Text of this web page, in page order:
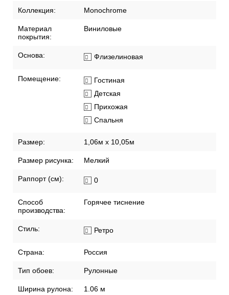
Коллекция: Monochrome
Материал
покрытия:
Виниловые
Основа: Флизелиновая
Помещение:
Гостиная
Детская
Прихожая
Спальня
Размер: 1,06м х 10,05м
Размер рисунка: Мелкий
Раппорт (см): 0
Способ
производства:
Горячее тиснение
Стиль: Ретро
Страна: Россия
Тип обоев: Рулонные
Ширина рулона: 1.06 м